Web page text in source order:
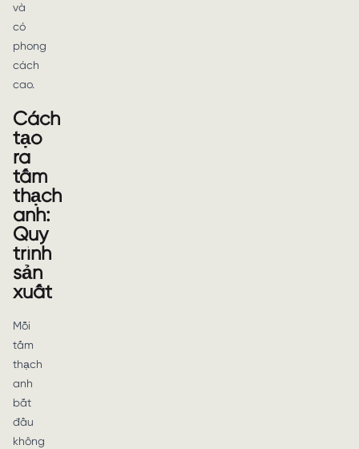
và
có
phong
cách
cao.
Cách
tạo
ra
tấm
thạch
anh:
Quy
trình
sản
xuất
Mỗi
tấm
thạch
anh
bắt
đầu
không